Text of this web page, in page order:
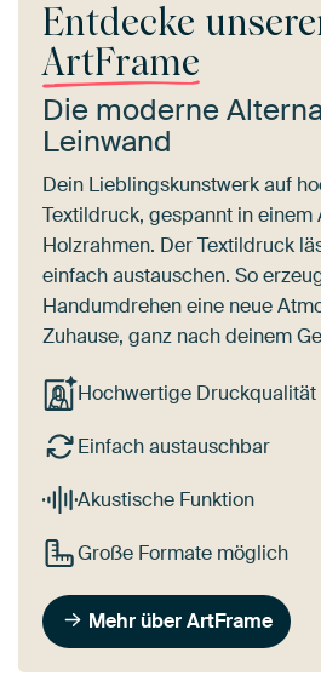
Entdecke
ArtFrame
Die moderne
Leinwand
Dein Lieblingskunstwerk auf
Textildruck, gespannt in
Holzrahmen. Der Textildruck
einfach austauschen. So
Handumdrehen eine neue
Zuhause, ganz nach deinem
Hochwertige Druckqualität
Einfach austauschbar
Akustische Funktion
Große Formate möglich
Mehr über ArtFrame